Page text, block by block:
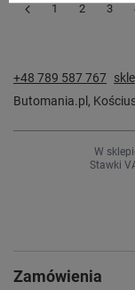
1 2 3
+48 789 587 767
Butomania.pl ,
W
Stawki
Zamówienia